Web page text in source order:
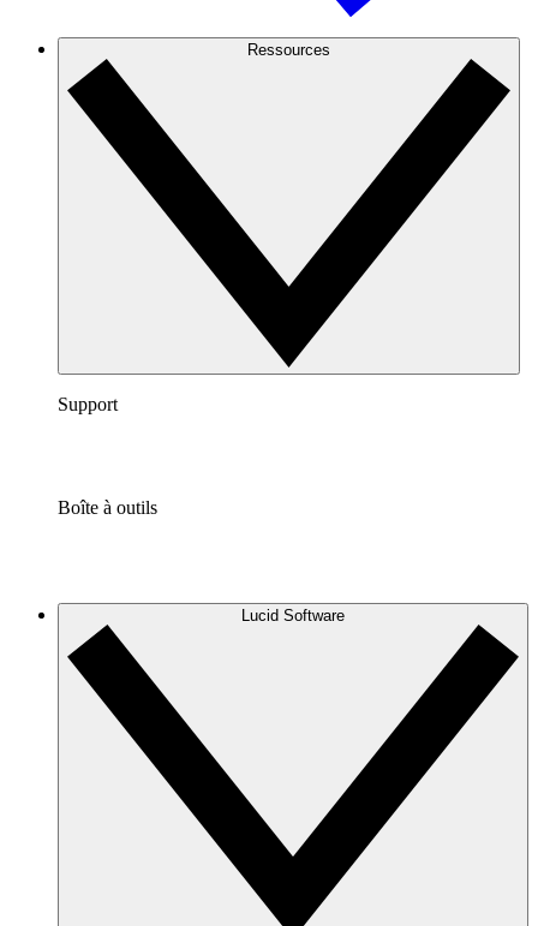
Ressources
Support
Boîte à outils
Lucid Software